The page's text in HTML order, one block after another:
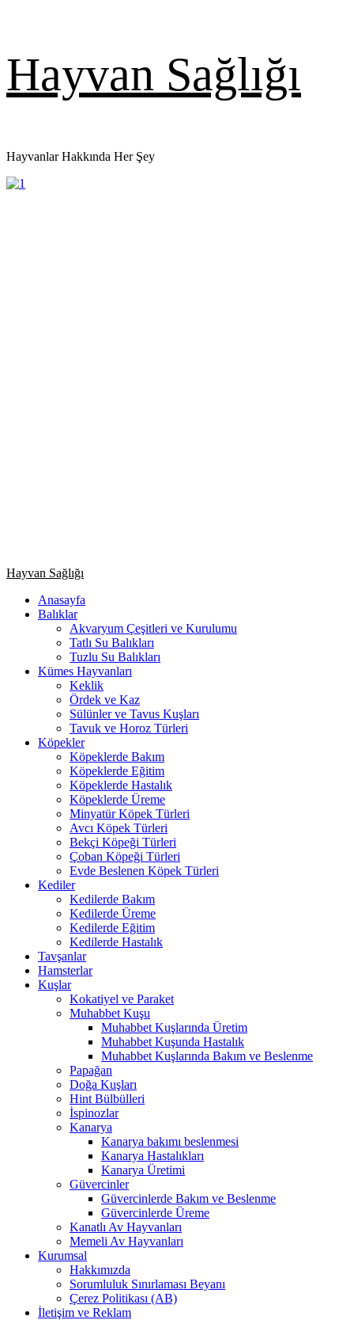
Hayvan Sağlığı
Hayvanlar Hakkında Her Şey
Primary
Hayvan Sağlığı
Anasayfa
Balıklar
Akvaryum Çeşitleri ve Kurulumu
Tatlı Su Balıkları
Tuzlu Su Balıkları
Kümes Hayvanları
Keklik
Ördek ve Kaz
Sülünler ve Tavus Kuşları
Tavuk ve Horoz Türleri
Köpekler
Köpeklerde Bakım
Köpeklerde Eğitim
Köpeklerde Hastalık
Köpeklerde Üreme
Minyatür Köpek Türleri
Avcı Köpek Türleri
Bekçi Köpeği Türleri
Çoban Köpeği Türleri
Evde Beslenen Köpek Türleri
Kediler
Kedilerde Bakım
Kedilerde Üreme
Kedilerde Eğitim
Kedilerde Hastalık
Tavşanlar
Hamsterlar
Kuşlar
Kokatiyel ve Paraket
Muhabbet Kuşu
Muhabbet Kuşlarında Üretim
Muhabbet Kuşunda Hastalık
Muhabbet Kuşlarında Bakım ve Beslenme
Papağan
Doğa Kuşları
Hint Bülbülleri
İspinozlar
Kanarya
Kanarya bakımı beslenmesi
Kanarya Hastalıkları
Kanarya Üretimi
Güvercinler
Güvercinlerde Bakım ve Beslenme
Güvercinlerde Üreme
Kanatlı Av Hayvanları
Memeli Av Hayvanları
Kurumsal
Hakkımızda
Sorumluluk Sınırlaması Beyanı
Çerez Politikası (AB)
İletişim ve Reklam